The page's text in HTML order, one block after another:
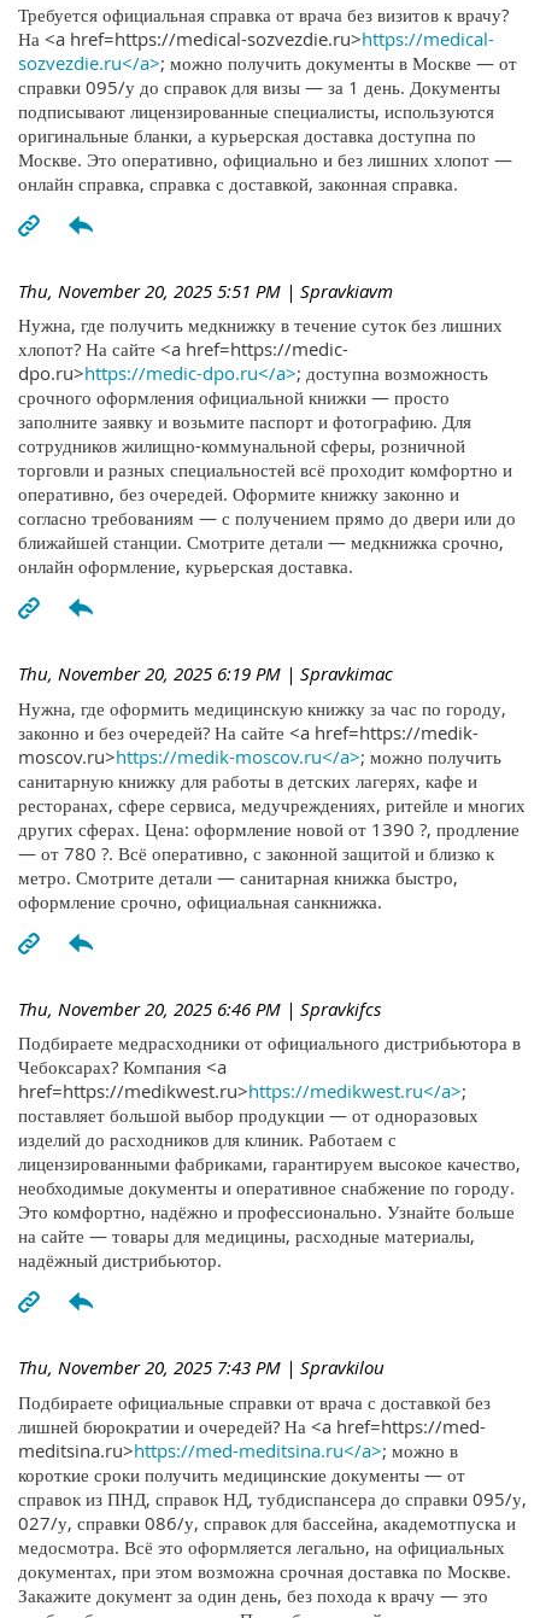
Требуется официальная справка от врача без визитов к врачу?
На <a href=https://medical-sozvezdie.ru>https://medical-
sozvezdie.ru</a>; можно получить документы в Москве — от
справки 095/у до справок для визы — за 1 день. Документы
подписывают лицензированные специалисты, используются
оригинальные бланки, а курьерская доставка доступна по
Москве. Это оперативно, официально и без лишних хлопот —
онлайн справка, справка с доставкой, законная справка.
Thu, November 20, 2025 5:51 PM | Spravkiavm
Нужна, где получить медкнижку в течение суток без лишних
хлопот? На сайте <a href=https://medic-
dpo.ru>https://medic-dpo.ru</a>; доступна возможность
срочного оформления официальной книжки — просто
заполните заявку и возьмите паспорт и фотографию. Для
сотрудников жилищно-коммунальной сферы, розничной
торговли и разных специальностей всё проходит комфортно и
оперативно, без очередей. Оформите книжку законно и
согласно требованиям — с получением прямо до двери или до
ближайшей станции. Смотрите детали — медкнижка срочно,
онлайн оформление, курьерская доставка.
Thu, November 20, 2025 6:19 PM | Spravkimac
Нужна, где оформить медицинскую книжку за час по городу,
законно и без очередей? На сайте <a href=https://medik-
moscov.ru>https://medik-moscov.ru</a>; можно получить
санитарную книжку для работы в детских лагерях, кафе и
ресторанах, сфере сервиса, медучреждениях, ритейле и многих
других сферах. Цена: оформление новой от 1390 ?, продление
— от 780 ?. Всё оперативно, с законной защитой и близко к
метро. Смотрите детали — санитарная книжка быстро,
оформление срочно, официальная санкнижка.
Thu, November 20, 2025 6:46 PM | Spravkifcs
Подбираете медрасходники от официального дистрибьютора в
Чебоксарах? Компания <a
href=https://medikwest.ru>https://medikwest.ru</a>;
поставляет большой выбор продукции — от одноразовых
изделий до расходников для клиник. Работаем с
лицензированными фабриками, гарантируем высокое качество,
необходимые документы и оперативное снабжение по городу.
Это комфортно, надёжно и профессионально. Узнайте больше
на сайте — товары для медицины, расходные материалы,
надёжный дистрибьютор.
Thu, November 20, 2025 7:43 PM | Spravkilou
Подбираете официальные справки от врача с доставкой без
лишней бюрократии и очередей? На <a href=https://med-
meditsina.ru>https://med-meditsina.ru</a>; можно в
короткие сроки получить медицинские документы — от
справок из ПНД, справок НД, тубдиспансера до справки 095/у,
027/у, справки 086/у, справок для бассейна, академотпуска и
медосмотра. Всё это оформляется легально, на официальных
документах, при этом возможна срочная доставка по Москве.
Закажите документ за один день, без похода к врачу — это